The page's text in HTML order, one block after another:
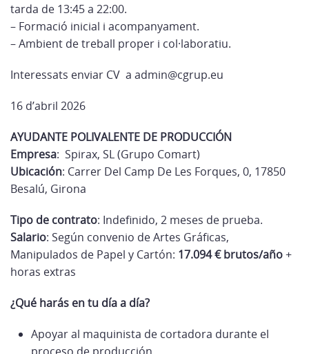
tarda de 13:45 a 22:00.
– Formació inicial i acompanyament.
– Ambient de treball proper i col·laboratiu.
Interessats enviar CV a admin@cgrup.eu
16 d’abril 2026
AYUDANTE POLIVALENTE DE PRODUCCIÓN
Empresa: Spirax, SL (Grupo Comart)
Ubicación: Carrer Del Camp De Les Forques, 0, 17850
Besalú, Girona
Tipo de contrato: Indefinido, 2 meses de prueba.
Salario: Según convenio de Artes Gráficas,
Manipulados de Papel y Cartón: 17.094 €brutos/año+
horas extras
¿Qué harás en tu día a día?
Apoyar al maquinista de cortadora durante el